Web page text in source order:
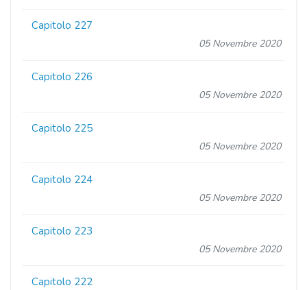
Capitolo 227
05 Novembre 2020
Capitolo 226
05 Novembre 2020
Capitolo 225
05 Novembre 2020
Capitolo 224
05 Novembre 2020
Capitolo 223
05 Novembre 2020
Capitolo 222